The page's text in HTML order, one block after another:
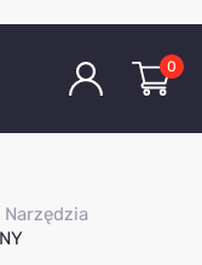
0
Narzędzia